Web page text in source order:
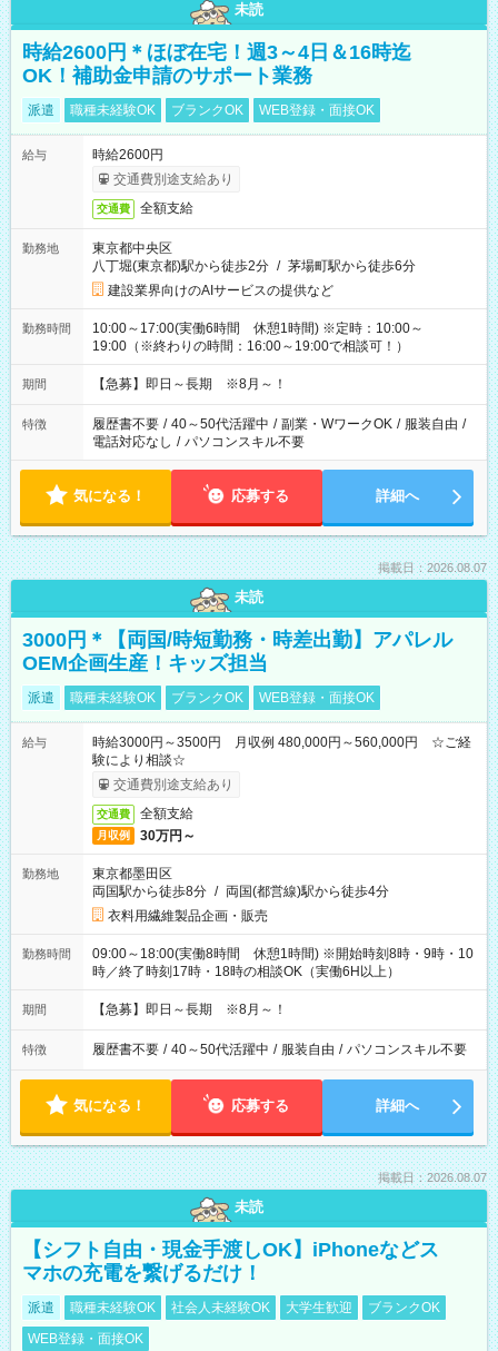
未読
時給2600円＊ほぼ在宅！週3～4日＆16時迄
OK！補助金申請のサポート業務
派遣 職種未経験OK ブランクOK WEB登録・面接OK
給与
時給2600円
交通費別途支給あり
交通費 全額支給
勤務地
東京都中央区
八丁堀(東京都)駅から徒歩2分 / 茅場町駅から徒歩6分
建設業界向けのAIサービスの提供など
勤務時間
10:00～17:00(実働6時間 休憩1時間) ※定時：10:00～
19:00（※終わりの時間：16:00～19:00で相談可！）
期間 【急募】即日～長期 ※8月～！
特徴 履歴書不要 / 40～50代活躍中 / 副業・WワークOK / 服装自由 /
電話対応なし / パソコンスキル不要
気になる！ 応募する 詳細へ
掲載日：2026.08.07
未読
3000円＊【両国/時短勤務・時差出勤】アパレル
OEM企画生産！キッズ担当
派遣 職種未経験OK ブランクOK WEB登録・面接OK
給与
時給3000円～3500円 月収例 480,000円～560,000円 ☆ご経
験により相談☆
交通費別途支給あり
交通費 全額支給
月収例 30万円～
勤務地
東京都墨田区
両国駅から徒歩8分 / 両国(都営線)駅から徒歩4分
衣料用繊維製品企画・販売
勤務時間
09:00～18:00(実働8時間 休憩1時間) ※開始時刻8時・9時・10
時／終了時刻17時・18時の相談OK（実働6H以上）
期間 【急募】即日～長期 ※8月～！
特徴 履歴書不要 / 40～50代活躍中 / 服装自由 / パソコンスキル不要
気になる！ 応募する 詳細へ
掲載日：2026.08.07
未読
【シフト自由・現金手渡しOK】iPhoneなどス
マホの充電を繋げるだけ！
派遣 職種未経験OK 社会人未経験OK 大学生歓迎
ブランクOK
WEB登録・面接OK